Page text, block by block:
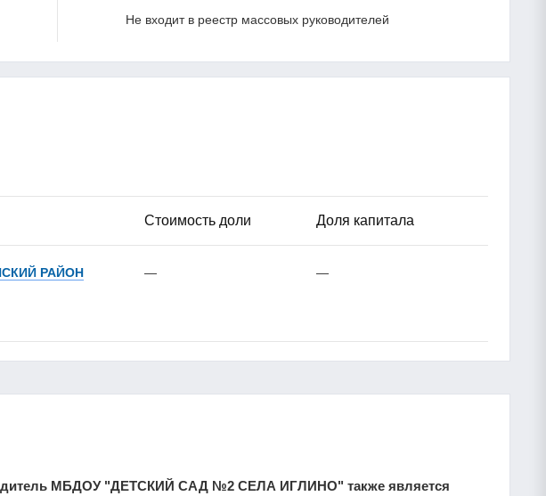
Не входит в реестр массовых руководителей
Стоимость доли Доля капитала
РАЙОН
— —
МБДОУ "ДЕТСКИЙ САД №2 СЕЛА ИГЛИНО" также является